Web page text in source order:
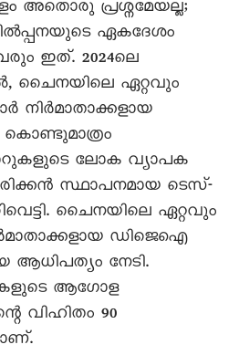
അതൊരു പ്രശ്നമേയല്ല;
ഏകദേശം
ഇത്. 2024ലെ
ചെെനയിലെ ഏറ്റവും
നിർമാതാക്കളായ
കൊണ്ടുമാത്രം
ലോക വ്യാപക
സ്ഥാപനമായ ടെസ്-
ചെെനയിലെ ഏറ്റവും
ഡിജെഐ
ആധിപത്യം നേടി.
ആഗോള
വിഹിതം 90